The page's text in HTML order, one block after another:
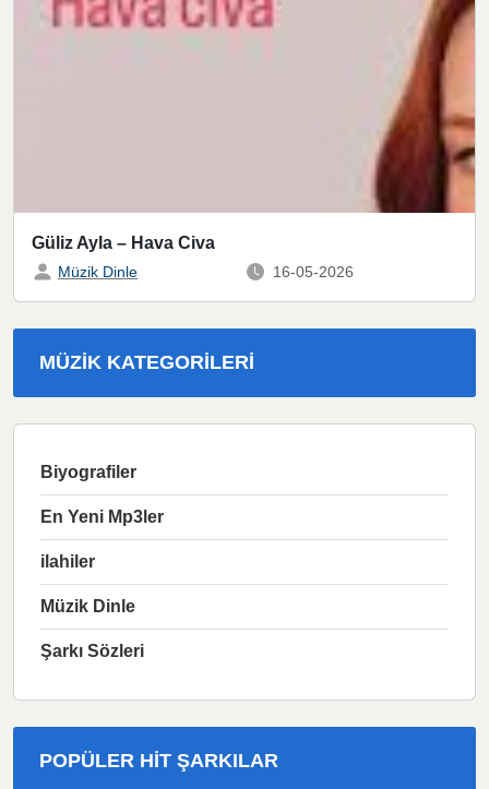
Güliz Ayla – Hava Civa
Müzik Dinle 16-05-2026
MÜZIK KATEGORILERI
Biyografiler
En Yeni Mp3ler
ilahiler
Müzik Dinle
Şarkı Sözleri
POPÜLER HIT ŞARKILAR